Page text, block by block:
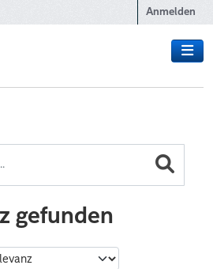
Anmelden
gefunden